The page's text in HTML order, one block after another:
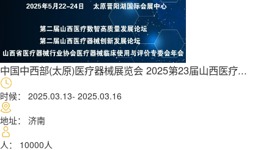
中国中西部(太原)医疗器械展览会 2025第23届山西医疗...
时候： 2025.03.13- 2025.03.16
地址： 济南
人： 10000人